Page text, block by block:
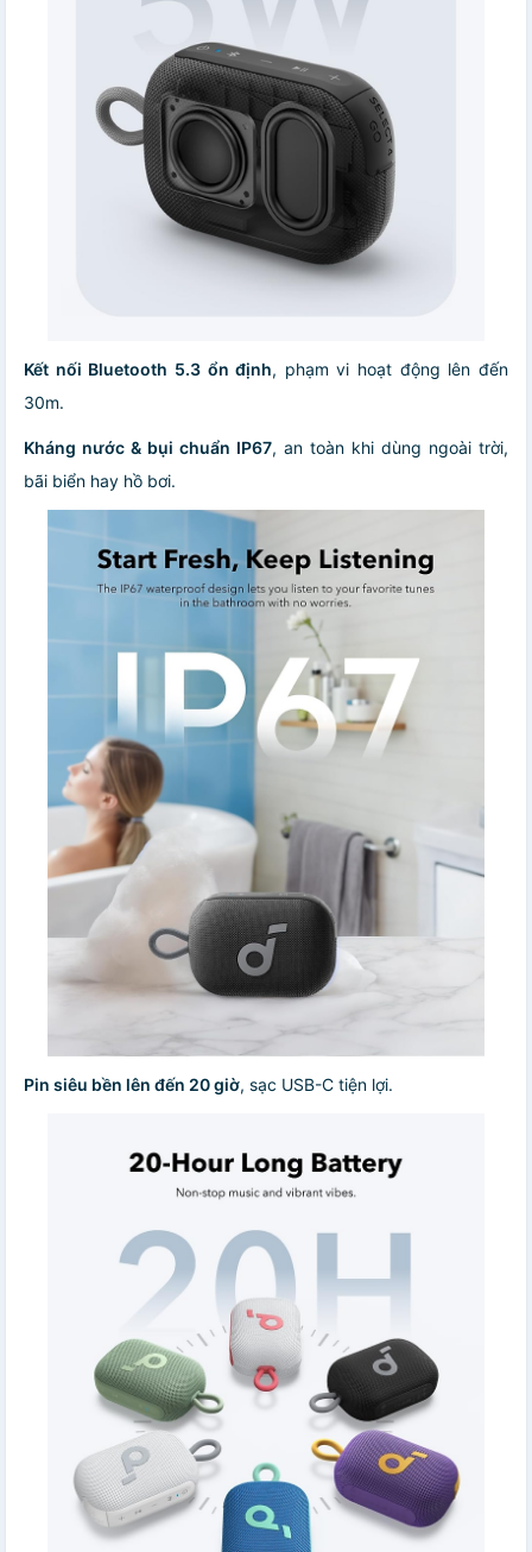
Kết nối Bluetooth 5.3 ổn định, phạm vi hoạt động lên đến
30m.
Kháng nước & bụi chuẩn IP67, an toàn khi dùng ngoài trời,
bãi biển hay hồ bơi.
Pin siêu bền lên đến 20 giờ, sạc USB-C tiện lợi.